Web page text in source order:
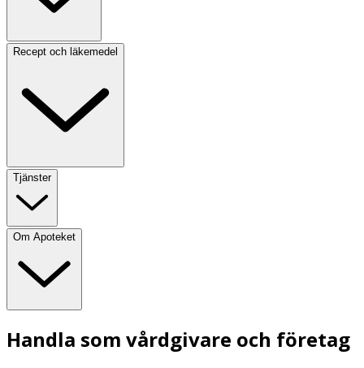
Recept och läkemedel
Tjänster
Om Apoteket
Handla som vårdgivare och företag